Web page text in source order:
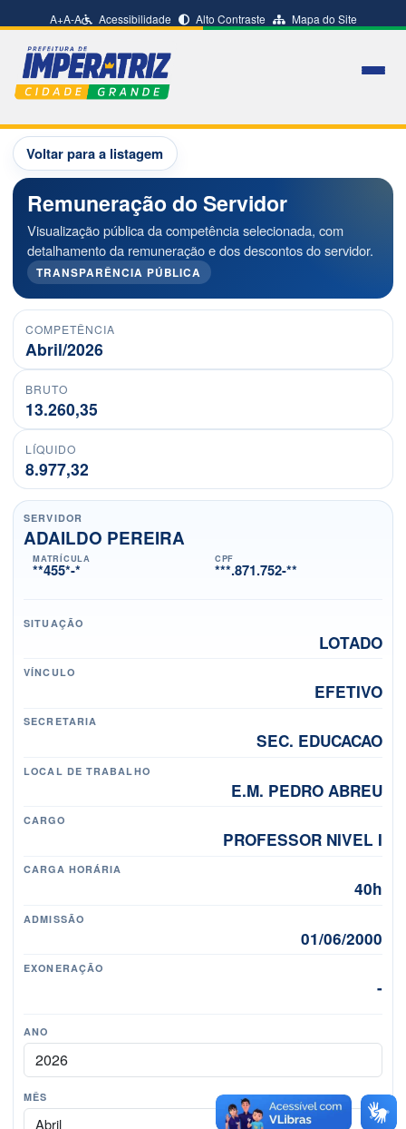
A+A-A Acessibilidade Alto Contraste Mapa do Site
Voltar para a listagem
Remuneração do Servidor
Visualização pública da competência selecionada, com
detalhamento da remuneração e dos descontos do servidor.
TRANSPARÊNCIA PÚBLICA
COMPETÊNCIA
Abril/2026
BRUTO
13.260,35
LÍQUIDO
8.977,32
SERVIDOR
ADAILDO PEREIRA
MATRÍCULA
**455*-*
CPF
***.871.752-**
SITUAÇÃO
LOTADO
VÍNCULO
EFETIVO
SECRETARIA
SEC. EDUCACAO
LOCAL DE TRABALHO
E.M. PEDRO ABREU
CARGO
PROFESSOR NIVEL I
CARGA HORÁRIA
40h
ADMISSÃO
01/06/2000
EXONERAÇÃO
-
ANO
MÊS
Mês